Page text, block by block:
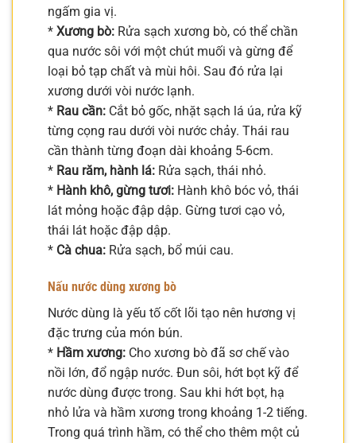
ngấm gia vị.
* Xương bò: Rửa sạch xương bò, có thể chần
qua nước sôi với một chút muối và gừng để
loại bỏ tạp chất và mùi hôi. Sau đó rửa lại
xương dưới vòi nước lạnh.
* Rau cần: Cắt bỏ gốc, nhặt sạch lá úa, rửa kỹ
từng cọng rau dưới vòi nước chảy. Thái rau
cần thành từng đoạn dài khoảng 5-6cm.
* Rau răm, hành lá: Rửa sạch, thái nhỏ.
* Hành khô, gừng tươi: Hành khô bóc vỏ, thái
lát mỏng hoặc đập dập. Gừng tươi cạo vỏ,
thái lát hoặc đập dập.
* Cà chua: Rửa sạch, bổ múi cau.
Nấu nước dùng xương bò
Nước dùng là yếu tố cốt lõi tạo nên hương vị
đặc trưng của món bún.
* Hầm xương: Cho xương bò đã sơ chế vào
nồi lớn, đổ ngập nước. Đun sôi, hớt bọt kỹ để
nước dùng được trong. Sau khi hớt bọt, hạ
nhỏ lửa và hầm xương trong khoảng 1-2 tiếng.
Trong quá trình hầm, có thể cho thêm một củ